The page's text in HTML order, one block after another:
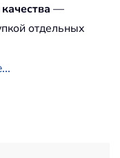
—
отдельных